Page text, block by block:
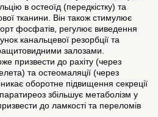
в остеоїд (передкістку) та
тканини. Він також стимулює
фосфатів, регулює виведення
канальцевої резорбції та
залозами.
призвести до рахіту (через
та остеомаляції (через
оборотне підвищення секреції
збільшує метаболізм у
до ламкості та переломів